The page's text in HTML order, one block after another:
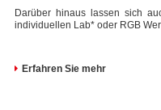
Darüber hinaus lassen sich
individuellen Lab* oder RGB
Erfahren Sie mehr